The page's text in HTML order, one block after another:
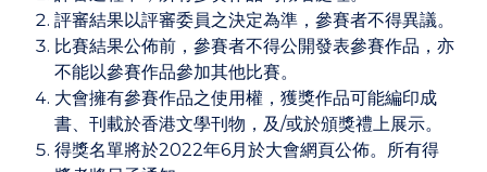
評審結果以評審委員之決定為準，參賽者不得異議。
比賽結果公佈前，參賽者不得公開發表參賽作品，亦
不能以參賽作品參加其他比賽。
大會擁有參賽作品之使用權，獲獎作品可能編印成
書、刊載於香港文學刊物，及/或於頒獎禮上展示。
得獎名單將於2022年6月於大會網頁公佈。所有得